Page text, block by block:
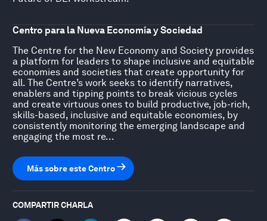
Centro para la Nueva Economía y Sociedad
The Centre for the New Economy and Society provides
a platform for leaders to shape inclusive and equitable
economies and societies that create opportunity for
all. The Centre’s work seeks to identify narratives,
enablers and tipping points to break vicious cycles
and create virtuous ones to build productive, job-rich,
skills-based, inclusive and equitable economies, by
consistently monitoring the emerging landscape and
engaging the most re...
Más sobre este Centro
COMPARTIR CHARLA